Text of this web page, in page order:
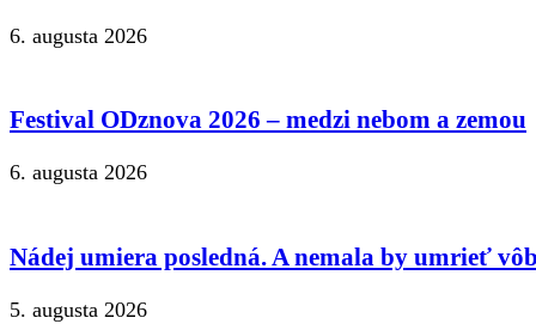
6. augusta 2026
Festival ODznova 2026 – medzi nebom a zemou
6. augusta 2026
Nádej umiera posledná. A nemala by umrieť
5. augusta 2026